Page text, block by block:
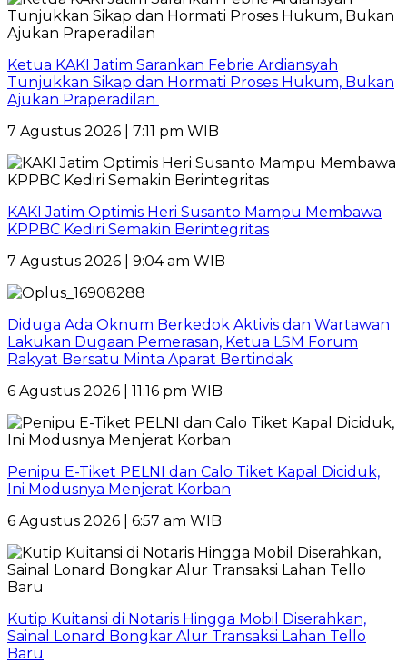
Ketua KAKI Jatim Sarankan Febrie Ardiansyah
Tunjukkan Sikap dan Hormati Proses Hukum, Bukan
Ajukan Praperadilan
7 Agustus 2026 | 7:11 pm WIB
KAKI Jatim Optimis Heri Susanto Mampu Membawa
KPPBC Kediri Semakin Berintegritas
7 Agustus 2026 | 9:04 am WIB
Diduga Ada Oknum Berkedok Aktivis dan Wartawan
Lakukan Dugaan Pemerasan, Ketua LSM Forum
Rakyat Bersatu Minta Aparat Bertindak
6 Agustus 2026 | 11:16 pm WIB
Penipu E-Tiket PELNI dan Calo Tiket Kapal Diciduk,
Ini Modusnya Menjerat Korban
6 Agustus 2026 | 6:57 am WIB
Kutip Kuitansi di Notaris Hingga Mobil Diserahkan,
Sainal Lonard Bongkar Alur Transaksi Lahan Tello
Baru